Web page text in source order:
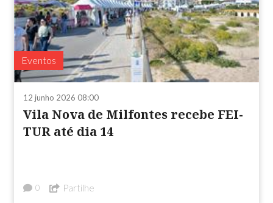
Eventos
12 junho 2026 08:00
Vila Nova de Milfontes recebe FEI-
TUR até dia 14
0 Partilhe